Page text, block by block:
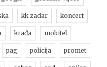
kk zadar koncert
krađa mobitel
pag policija promet